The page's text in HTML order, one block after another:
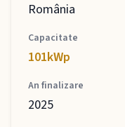
România
Capacitate
101kWp
An finalizare
2025